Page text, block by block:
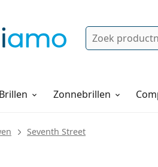
Zoek
Brillen Zonnebrillen
Seventh Street